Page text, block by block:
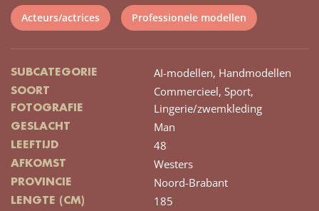
Acteurs/actrices Professionele modellen
SUBCATEGORIE AI-modellen, Handmodellen
SOORT
FOTOGRAFIE
Commercieel, Sport,
Lingerie/zwemkleding
GESLACHT Man
LEEFTIJD 48
AFKOMST Westers
PROVINCIE Noord-Brabant
LENGTE (CM) 185